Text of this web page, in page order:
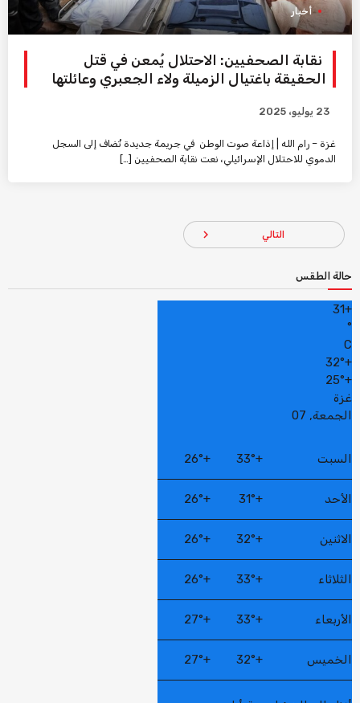
أخبار
نقابة الصحفيين: الاحتلال يُمعن في قتل
الحقيقة باغتيال الزميلة ولاء الجعبري وعائلتها
23 يوليو، 2025
غزة – رام الله | إذاعة صوت الوطن في جريمة جديدة تُضاف إلى السجل
الدموي للاحتلال الإسرائيلي، نعت نقابة الصحفيين […]
التالي navigate_next
حالة الطقس
+
31
°
C
+
32°
+
25°
غزة
الجمعة, 07
السبت +
33°
+
26°
الأحد +
31°
+
26°
الاثنين +
32°
+
26°
الثلاثاء +
33°
+
26°
الأربعاء +
33°
+
27°
الخميس +
32°
+
27°